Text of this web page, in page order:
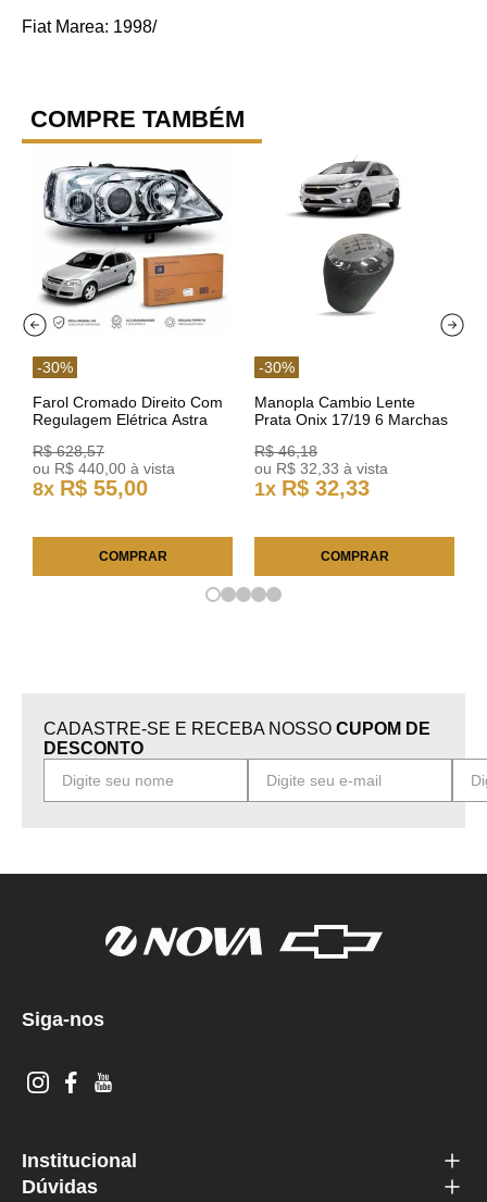
Fiat Marea: 1998/
COMPRE TAMBÉM
-30%
Farol Cromado Direito Com
Regulagem Elétrica Astra
R$ 628,57
ou R$ 440 00 à vista
8x R$ 55,00
COMPRAR
-30%
Manopla Cambio Lente
Prata Onix 17/19 6 Marchas
R$ 46,18
ou R$ 32 33 à vista
1x R$ 32,33
COMPRAR
CADASTRE-SE E RECEBA NOSSO CUPOM DE
DESCONTO
Siga-nos
Institucional
Dúvidas